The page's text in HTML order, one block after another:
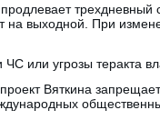
на выходной. При
или угрозы теракта
Вяткина